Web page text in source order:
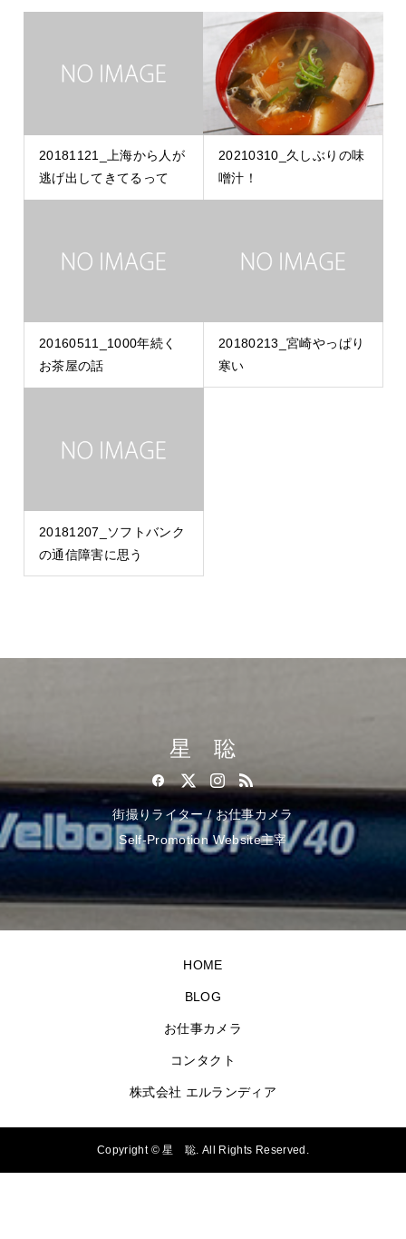
20181121_上海から人が
逃げ出してきてるって
20210310_久しぶりの味
噌汁！
20160511_1000年続く
お茶屋の話
20180213_宮崎やっぱり
寒い
20181207_ソフトバンク
の通信障害に思う
星 聡
街撮りライター / お仕事カメラ
Self-Promotion Website主宰
HOME
BLOG
お仕事カメラ
コンタクト
株式会社 エルランディア
Copyright ©星 聡. All Rights Reserved.